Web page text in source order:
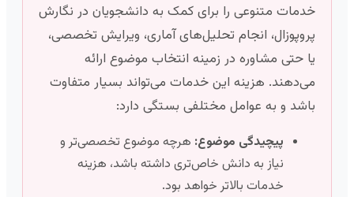
خدمات متنوعی را برای کمک به دانشجویان در نگارش
پروپوزال، انجام تحلیل‌های آماری، ویرایش تخصصی،
یا حتی مشاوره در زمینه انتخاب موضوع ارائه
می‌دهند. هزینه این خدمات می‌تواند بسیار متفاوت
باشد و به عوامل مختلفی بستگی دارد:
پیچیدگی موضوع: هرچه موضوع تخصصی‌تر و
نیاز به دانش خاص‌تری داشته باشد، هزینه
خدمات بالاتر خواهد بود.